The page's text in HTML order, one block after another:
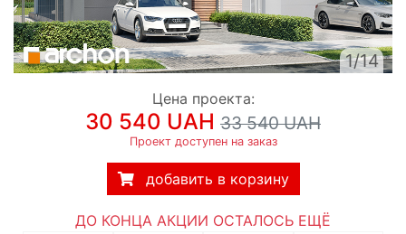
1/14
Цена проекта:
30 540 UAH 33 540 UAH
Проект доступен на заказ
добавить в корзину
ДО КОНЦА АКЦИИ ОСТАЛОСЬ ЕЩЁ